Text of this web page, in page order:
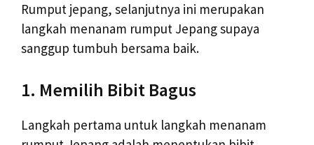
Rumput jepang, selanjutnya ini merupakan
langkah menanam rumput Jepang supaya
sanggup tumbuh bersama baik.
1. Memilih Bibit Bagus
Langkah pertama untuk langkah menanam